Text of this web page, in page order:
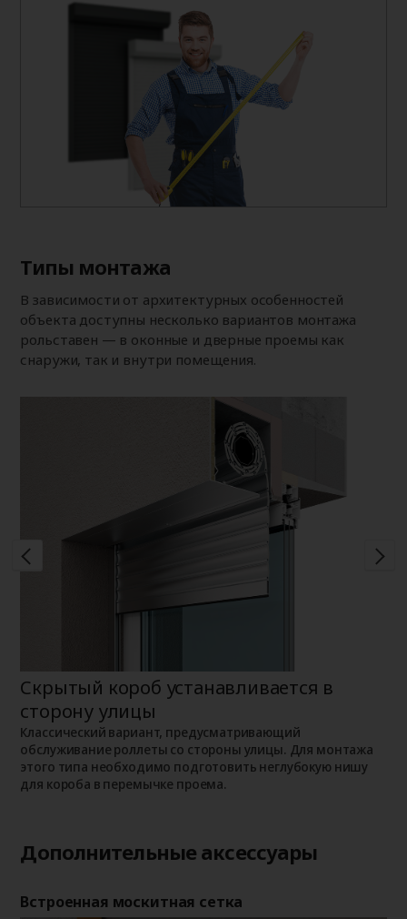
Типы монтажа
В зависимости от архитектурных особенностей
объекта доступны несколько вариантов монтажа
рольставен — в оконные и дверные проемы как
снаружи, так и внутри помещения.
Скрытый короб устанавливается в
сторону улицы
Классический вариант, предусматривающий
обслуживание роллеты со стороны улицы. Для монтажа
этого типа необходимо подготовить неглубокую нишу
для короба в перемычке проема.
Дополнительные аксессуары
Встроенная москитная сетка